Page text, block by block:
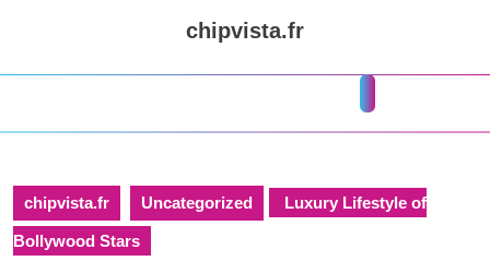
chipvista.fr
chipvista.fr Uncategorized Luxury Lifestyle of
Bollywood Stars